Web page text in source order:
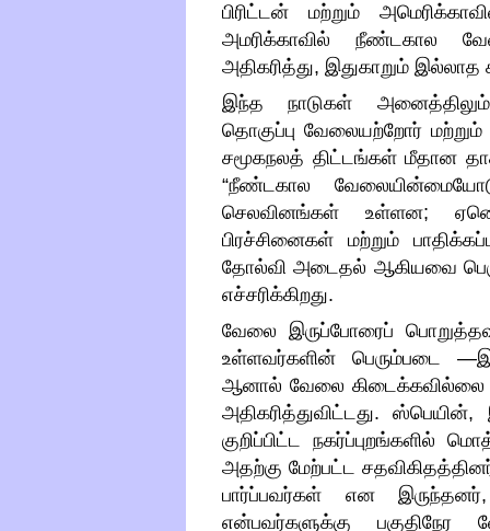
பிரிட்டன் மற்றும்
அமரிக்காவில் நீண்டகால
அதிகரித்து, இதுகாறும் இல்லாத
இந்த நாடுகள் அனைத்திலும்
தொகுப்பு வேலையற்றோர் மற்றும்
சமூகநலத் திட்டங்கள் மீதான
“நீண்டகால
செலவினங்கள் உள்ளன;
பிரச்சினைகள் மற்றும்
தோல்வி அடைதல் ஆகியவை
எச்சரிக்கிறது.
வேலை இருப்போரைப்
உள்ளவர்களின் பெரும்படை—
ஆனால் வேலை கிடைக்கவில்லை
அதிகரித்துவிட்டது.ஸ்பெயின்,
குறிப்பிட்ட நகர்ப்புறங்களில்
அதற்கு மேற்பட்ட
பார்ப்பவர்கள் என இருந்தனர்
என்பவர்களுக்கு